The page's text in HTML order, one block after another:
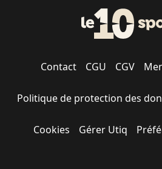
Contact CGU CGV
Politique de protection des
Cookies Gérer Utiq